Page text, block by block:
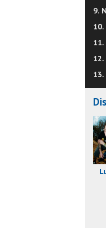
9.
10.